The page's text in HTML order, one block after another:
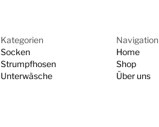
Kategorien
Socken
Strumpfhosen
Unterwäsche
Navigation
Home
Shop
Über uns